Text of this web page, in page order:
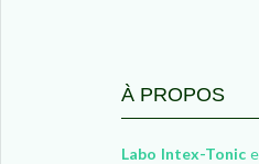
À PROPOS
Labo Intex-Tonic